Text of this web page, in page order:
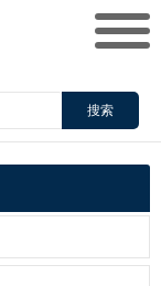
搜索